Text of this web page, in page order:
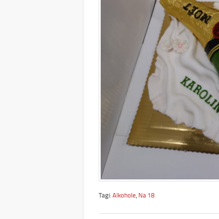
Tagi: Alkohole, Na 18